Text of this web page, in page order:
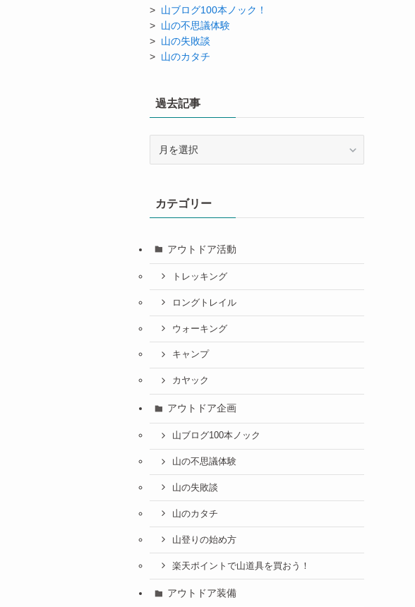
> 山ブログ100本ノック！
> 山の不思議体験
> 山の失敗談
> 山のカタチ
過去記事
カテゴリー
アウトドア活動
トレッキング
ロングトレイル
ウォーキング
キャンプ
カヤック
アウトドア企画
山ブログ100本ノック
山の不思議体験
山の失敗談
山のカタチ
山登りの始め方
楽天ポイントで山道具を買おう！
アウトドア装備